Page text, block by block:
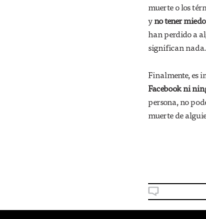
muerte o los
yno tener
han perdido a
significan nada.
Finalmente, es
Facebook ni
persona, no
muerte de